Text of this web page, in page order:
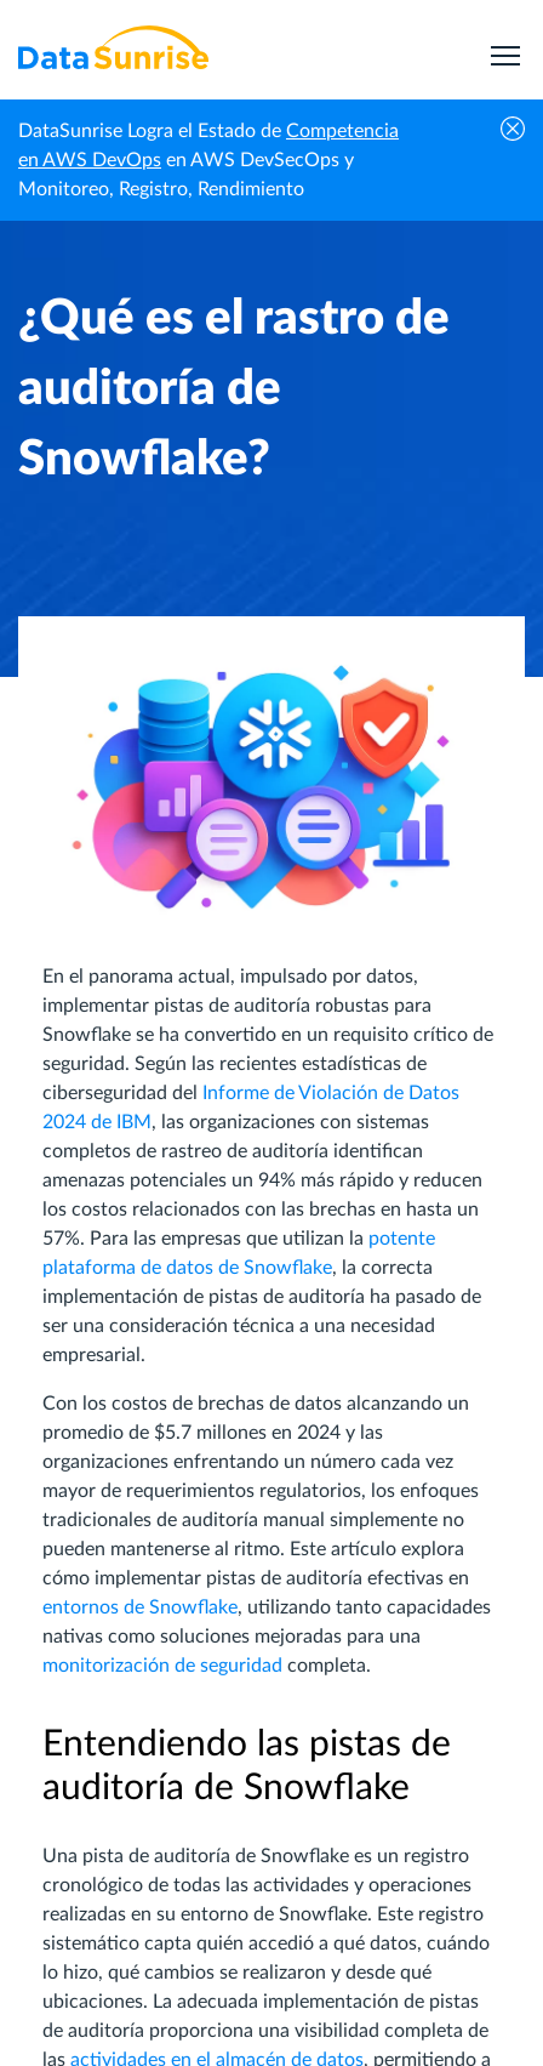
DataSunrise Logra el Estado de Competencia
en AWS DevOps en AWS DevSecOps y
Monitoreo, Registro, Rendimiento
Inicio
Centro de
Conocimiento
¿Qué es el rastro de auditoría de
Snowflake?
¿Qué es el rastro de
auditoría de
Snowflake?
En el panorama actual, impulsado por datos,
implementar pistas de auditoría robustas para
Snowflake se ha convertido en un requisito crítico de
seguridad. Según las recientes estadísticas de
ciberseguridad del
Informe de Violación de Datos
2024 de IBM , las organizaciones con sistemas
completos de rastreo de auditoría identifican
amenazas potenciales un 94% más rápido y reducen
los costos relacionados con las brechas en hasta un
57%. Para las empresas que utilizan la potente
plataforma de datos de Snowflake, la correcta
implementación de pistas de auditoría ha pasado de
ser una consideración técnica a una necesidad
empresarial.
Con los costos de brechas de datos alcanzando un
promedio de $5.7 millones en 2024 y las
organizaciones enfrentando un número cada vez
mayor de requerimientos regulatorios, los enfoques
tradicionales de auditoría manual simplemente no
pueden mantenerse al ritmo. Este artículo explora
cómo implementar pistas de auditoría efectivas en
entornos de Snowflake, utilizando tanto capacidades
nativas como soluciones mejoradas para una
monitorización de seguridad completa.
Entendiendo las pistas de
auditoría de Snowflake
Una pista de auditoría de Snowflake es un registro
cronológico de todas las actividades y operaciones
realizadas en su entorno de Snowflake. Este registro
sistemático capta quién accedió a qué datos, cuándo
lo hizo, qué cambios se realizaron y desde qué
ubicaciones. La adecuada implementación de pistas
de auditoría proporciona una visibilidad completa de
las actividades en el almacén de datos, permitiendo a